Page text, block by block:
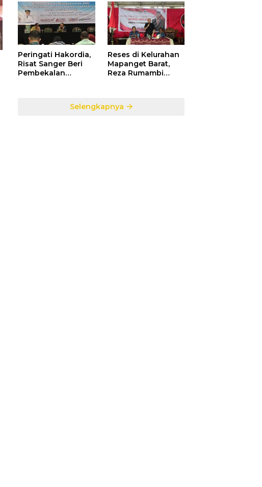
Informasi
Penggunaan
Anggaran Negara
Bawaslu Gelar
Diskusi
Peringati Hakordia,
Risat Sanger Beri
Pembekalan
Reses di Kelurahan
Mapanget Barat,
Reza Rumambi
Selengkapnya